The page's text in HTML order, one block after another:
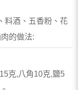
料酒、五香粉、花
的做法:
克,八角10克,鹽5